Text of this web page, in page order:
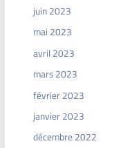
juin 2023
mai 2023
avril 2023
mars 2023
février 2023
janvier 2023
décembre 2022